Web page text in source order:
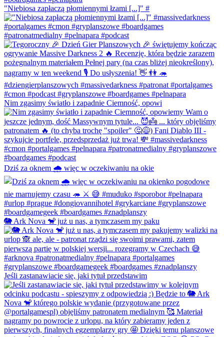
"Niebiosa zapłaczą płomiennymi łzami [...]" #
Nim zgasimy światło i zapadnie Ciemność, opowi
Dziś za oknem 🌧️ więc w oczekiwaniu na okie
🐘 Ark Nova 🐒 już u nas, a tymczasem my paku
Jeśli zastanawiacie się, jaki tytuł przedstawim